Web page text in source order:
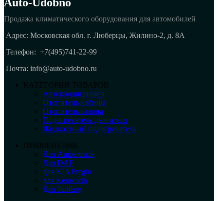
Auto-Udobno
Продажа климатического оборудования для автомобилей
Адрес: Московская обл. г. Люберцы, Жилино-2, д. 8A
Телефон: +7(495)741-22-99
Почта: info@auto-udobno.ru
КАТЕГОРИИ ТОВАРОВ
Автокондиционер
Отопитель кабины
Отопитель салона
Подогреватель двигателя
Жидкостный подогреватель
ПРИМЕНЕНИЕ
Для Ambertruck
Для DAF
для KIA Pregio
для Kenworth
Для Junfeng